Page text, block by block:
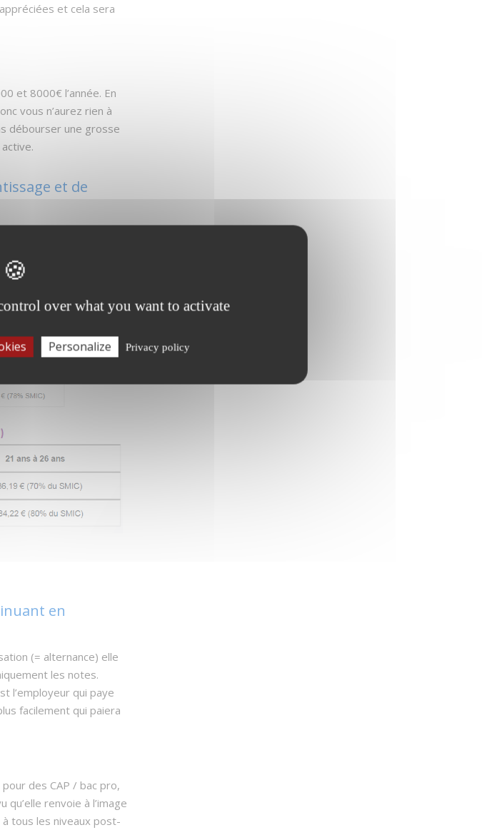
et cela sera
et 8000€ l’année. En
vous n’aurez rien à
débourser une grosse
et de
CDI et dépendra
en
(= alternance) elle
les notes.
l’employeur qui paye
facilement qui paiera
des CAP / bac pro,
renvoie à l’image
à tous les niveaux post-
over what you want to activate
Personalize Privacy policy